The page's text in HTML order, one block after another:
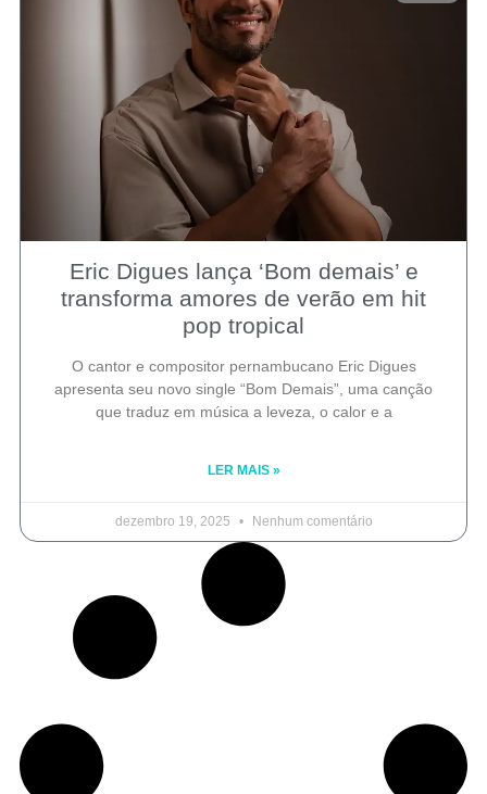
Eric Digues lança ‘Bom demais’ e
transforma amores de verão em hit
pop tropical
O cantor e compositor pernambucano Eric Digues
apresenta seu novo single “Bom Demais”, uma canção
que traduz em música a leveza, o calor e a
LER MAIS »
dezembro 19, 2025 Nenhum comentário